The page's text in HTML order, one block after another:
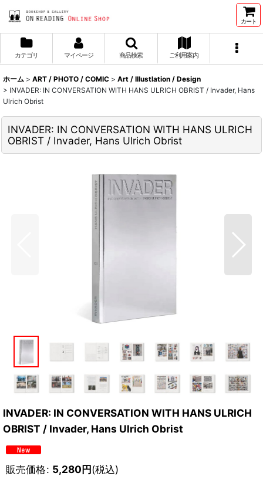
カート
カテゴリ マイページ 商品検索 ご利用案内
ホーム > ART / PHOTO / COMIC > Art / Illustlation / Design
> INVADER: IN CONVERSATION WITH HANS ULRICH OBRIST / Invader, Hans
Ulrich Obrist
INVADER: IN CONVERSATION WITH HANS ULRICH
OBRIST / Invader, Hans Ulrich Obrist
INVADER: IN CONVERSATION WITH HANS ULRICH
OBRIST / Invader, Hans Ulrich Obrist
販売価格: 5,280円(税込)